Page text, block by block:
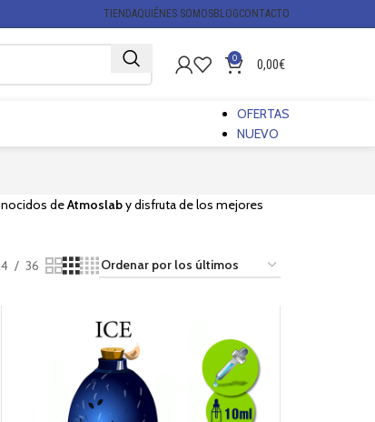
TIENDAQUIÉNES SOMOSBLOGCONTACTO
0 0,00€
OFERTAS
NUEVO
deAtmoslaby disfruta de los mejores
36